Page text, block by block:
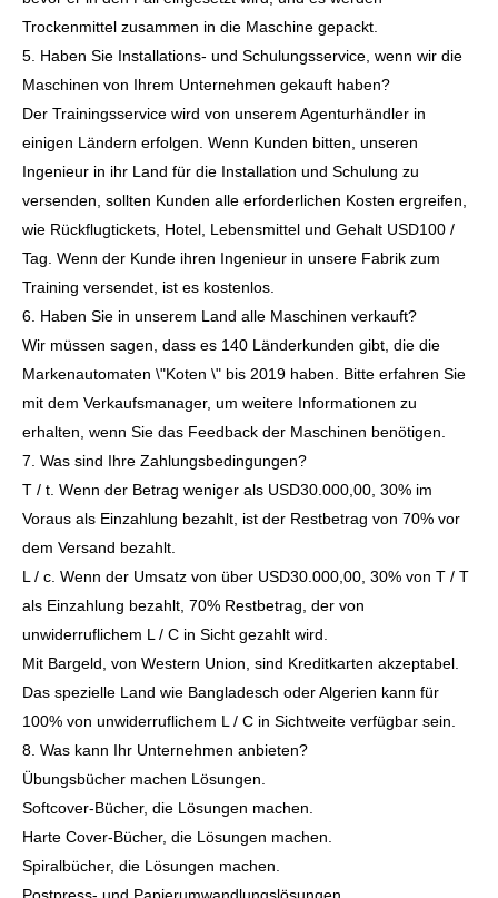
Trockenmittel zusammen in die Maschine gepackt.
5. Haben Sie Installations- und Schulungsservice, wenn wir die
Maschinen von Ihrem Unternehmen gekauft haben?
Der Trainingsservice wird von unserem Agenturhändler in
einigen Ländern erfolgen. Wenn Kunden bitten, unseren
Ingenieur in ihr Land für die Installation und Schulung zu
versenden, sollten Kunden alle erforderlichen Kosten ergreifen,
wie Rückflugtickets, Hotel, Lebensmittel und Gehalt USD100 /
Tag. Wenn der Kunde ihren Ingenieur in unsere Fabrik zum
Training versendet, ist es kostenlos.
6. Haben Sie in unserem Land alle Maschinen verkauft?
Wir müssen sagen, dass es 140 Länderkunden gibt, die die
Markenautomaten \"Koten \" bis 2019 haben. Bitte erfahren Sie
mit dem Verkaufsmanager, um weitere Informationen zu
erhalten, wenn Sie das Feedback der Maschinen benötigen.
7. Was sind Ihre Zahlungsbedingungen?
T / t. Wenn der Betrag weniger als USD30.000,00, 30% im
Voraus als Einzahlung bezahlt, ist der Restbetrag von 70% vor
dem Versand bezahlt.
L / c. Wenn der Umsatz von über USD30.000,00, 30% von T / T
als Einzahlung bezahlt, 70% Restbetrag, der von
unwiderruflichem L / C in Sicht gezahlt wird.
Mit Bargeld, von Western Union, sind Kreditkarten akzeptabel.
Das spezielle Land wie Bangladesch oder Algerien kann für
100% von unwiderruflichem L / C in Sichtweite verfügbar sein.
8. Was kann Ihr Unternehmen anbieten?
Übungsbücher machen Lösungen.
Softcover-Bücher, die Lösungen machen.
Harte Cover-Bücher, die Lösungen machen.
Spiralbücher, die Lösungen machen.